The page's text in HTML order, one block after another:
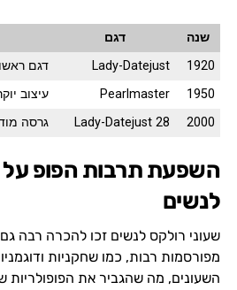
שנה דגם
1920
Lady-Datejust
דגם
1950
Pearlmaster
עיצוב
2000
Lady-Datejust 28 גרסה
השפעת תרבות הפופ על
לנשים
שעוני רולקס לנשים זכו להכרה רבה
מפורסמות רבות, כמו שחקניות
השעונים, מה שהגביר את הפופולריות